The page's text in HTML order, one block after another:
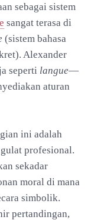
sebagai sistem
sangat terasa di
(sistem bahasa
Alexander
seperti langue—
aturan
ini adalah
profesional.
sekadar
moral di mana
simbolik.
pertandingan,